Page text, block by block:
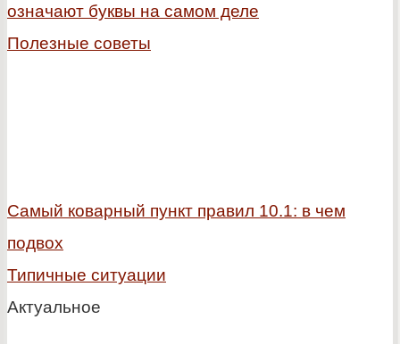
означают буквы на самом деле
Полезные советы
Самый коварный пункт правил 10.1: в чем
подвох
Типичные ситуации
Актуальное